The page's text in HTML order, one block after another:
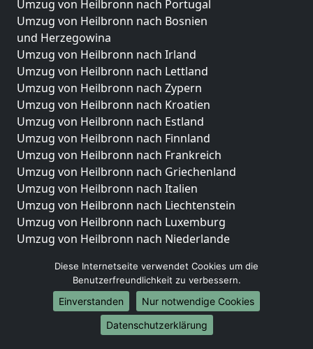
Umzug von Heilbronn nach Portugal
Umzug von Heilbronn nach Bosnien
und Herzegowina
Umzug von Heilbronn nach Irland
Umzug von Heilbronn nach Lettland
Umzug von Heilbronn nach Zypern
Umzug von Heilbronn nach Kroatien
Umzug von Heilbronn nach Estland
Umzug von Heilbronn nach Finnland
Umzug von Heilbronn nach Frankreich
Umzug von Heilbronn nach Griechenland
Umzug von Heilbronn nach Italien
Umzug von Heilbronn nach Liechtenstein
Umzug von Heilbronn nach Luxemburg
Umzug von Heilbronn nach Niederlande
Umzüge-Deutschlandweit
Umzug von Heilbronn nach Berlin
Umzug von Heilbronn nach Hamburg
Umzug von Heilbronn nach München
Diese Internetseite verwendet Cookies um die
Benutzerfreundlichkeit zu verbessern.
Einverstanden
Nur notwendige Cookies
Datenschutzerklärung